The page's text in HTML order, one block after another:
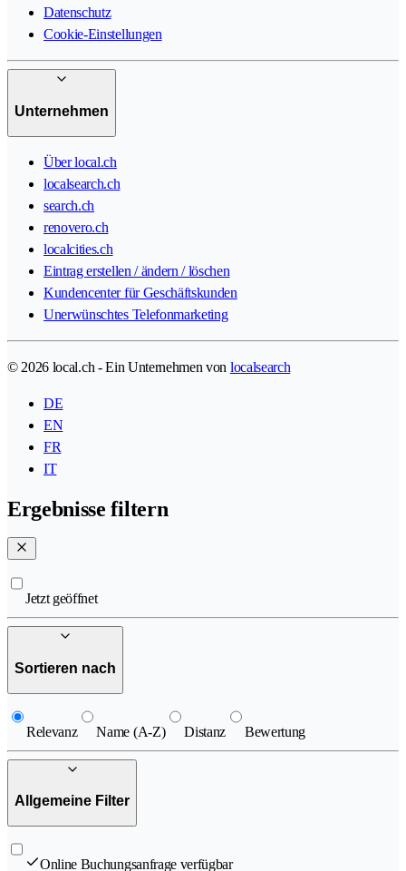
Datenschutz
Cookie-Einstellungen
Unternehmen
Über local.ch
localsearch.ch
search.ch
renovero.ch
localcities.ch
Eintrag erstellen / ändern / löschen
Kundencenter für Geschäftskunden
Unerwünschtes Telefonmarketing
© 2026 local.ch - Ein Unternehmen von localsearch
DE
EN
FR
IT
Ergebnisse filtern
Jetzt geöffnet
Sortieren nach
Relevanz Name (A-Z) Distanz Bewertung
Allgemeine Filter
Online Buchungsanfrage verfügbar